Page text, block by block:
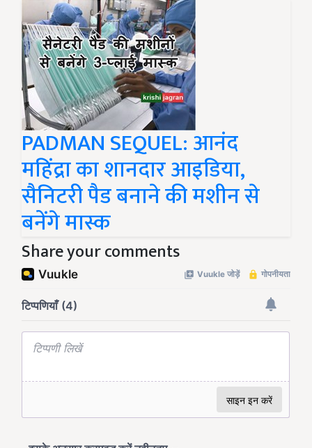
PADMAN SEQUEL: आनंद
महिंद्रा का शानदार आइडिया,
सैनिटरी पैड बनाने की मशीन से
बनेंगे मास्क
Share your comments